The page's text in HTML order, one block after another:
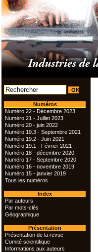
Numéros
Numéro 22 - Décembre 2023
Numéro 21 - Juillet 2023
Numéro 20 - juin 2022
Numéro 19.3 - Septembre 2021
Numéro 19.2 - Juin 2021
Numéro 19.1 - Février 2021
Numéro 18 - décembre 2020
Numéro 17 - Septembre 2020
Numéro 16 - novembre 2019
Numéro 15 - janvier 2019
Tous les numéros
Index
Par auteurs
Par mots-clés
Géographique
Présentation
Présentation de la revue
Comité scientifique
Informations aux auteurs